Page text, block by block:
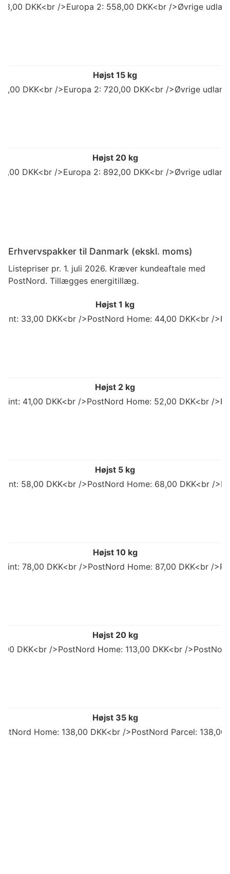
DKK<br />Europa 2: 558,00 DKK<br />Øvrige
Højst 15 kg
DKK<br />Europa 2: 720,00 DKK<br />Øvrige
Højst 20 kg
DKK<br />Europa 2: 892,00 DKK<br />Øvrige
Erhvervspakker til Danmark (ekskl. moms)
Listepriser pr. 1. juli 2026. Kræver kundeaftale med
PostNord. Tillægges energitillæg.
Højst 1 kg
33,00 DKK<br />PostNord Home: 44,00 DKK<br /
Højst 2 kg
41,00 DKK<br />PostNord Home: 52,00 DKK<br /
Højst 5 kg
58,00 DKK<br />PostNord Home: 68,00 DKK<br /
Højst 10 kg
78,00 DKK<br />PostNord Home: 87,00 DKK<br /
Højst 20 kg
DKK<br />PostNord Home: 113,00 DKK<br /
Højst 35 kg
Home: 138,00 DKK<br />PostNord Parcel: 138,00